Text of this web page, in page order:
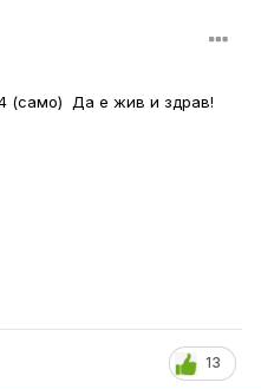
(само) Да е жив и здрав!
13